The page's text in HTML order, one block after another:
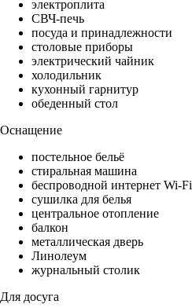
электроплита
СВЧ-печь
посуда и принадлежности
столовые приборы
электрический чайник
холодильник
кухонный гарнитур
обеденный стол
Оснащение
постельное бельё
стиральная машина
беспроводной интернет Wi-Fi
сушилка для белья
центральное отопление
балкон
металлическая дверь
Линолеум
журнальный столик
Для досуга